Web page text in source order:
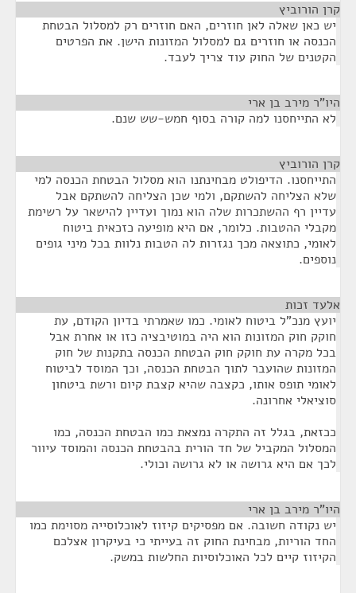
קרן הורוביץ
יש כאן שאלה לאן חוזרים, האם חוזרים רק למסלול הבטחת
הכנסה או חוזרים גם למסלול המזונות הישן. את הפרטים
הקטנים של החוק עוד צריך לעבד.
היו"ר מירב בן ארי
לא התייחסנו למה קורה בסוף חמש-שש שנם.
קרן הורוביץ
התייחסנו. הדיפולט מבחינתנו הוא מסלול הבטחת הכנסה למי
שלא הצליחה להשתקם, ולמי שכן הצליחה להשתקם אבל
עדיין רף ההשתכרות שלה הוא נמוך ועדיין להישאר על רשימת
מקבלי ההטבות. כלומר, אם היא מופיעה כזכאית ביטוח
לאומי, כתוצאה מכך נגזרות לה הטבות נלוות בכל מיני גופים
נוספים.
אלעד זכות
יועץ מנכ"ל ביטוח לאומי. כמו שאמרתי בדיון הקודם, עת
חוקק חוק המזונות הוא היה במוטיבציה כזו או אחרת אבל
בכל מקרה עת חוקק חוק הבטחת הכנסה בתקנות של חוק
המזונות שהועבר לתוך הבטחת הכנסה, וכך המוסד לביטוח
לאומי תופס אותו, כקצבה שהיא קצבת קיום ורשת ביטחון
סוציאלי אחרונה.
ככזאת, בגלל זה התקרה נמצאת כמו הבטחת הכנסה, כמו
המסלול המקביל של חד הורית בהבטחת הכנסה והמוסד עיוור
לכך אם היא גרושה או לא גרושה וכולי.
היו"ר מירב בן ארי
יש נקודה חשובה. אם מפסיקים קיזוז לאוכלוסייה מסוימת כמו
החד הוריות, מבחינת החוק זה בעייתי כי בעיקרון אצלכם
הקיזוז קיים לכל האוכלוסיות החלשות במשק.